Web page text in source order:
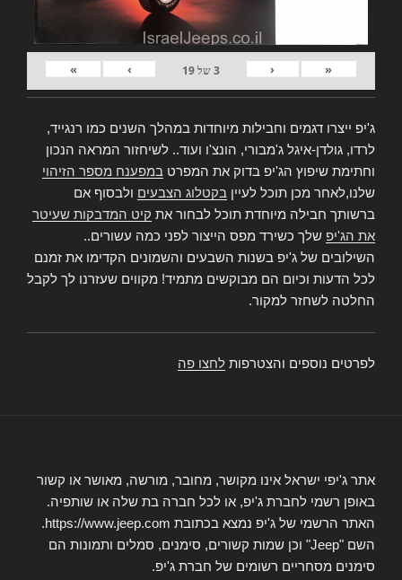
«
‹
3של19
›
»
ג'יפ ייצרו דגמים וחבילות מיוחדות במהלך השנים כמו רנגייד,
לרדו, גולדן-איגל ג'מבורי, הונצ'ו ועוד.. לשיחזור המראה הנכון
וחתימת שיפוץ הג'יפ בדוק את המפרט במפענח מספר הזיהוי
שלנו,לאחר מכן תוכל לעיין בקטלוג הצבעים ולבסוף אם
ברשותך חבילה מיוחדת תוכל לבחור את קיט המדבקות שעיטר
את הג'יפ שלך כשירד מפס הייצור לפני כמה עשורים..
השילובים של ג'יפ בשנות השבעים והשמונים הקדימו את זמנם
לכל הדעות וכיום הם מבוקשים מתמיד! מקווים שעזרנו לך לקבל
החלטה לשחזר למקור.
לפרטים נוספים והצטרפות לחצו פה
אתר ג'יפי ישראל אינו מקושר, מחובר, מורשה, מאושר או קשור
באופן רשמי לחברת ג'יפ, או לכל חברה בת שלה או שותפיה.
האתר הרשמי של ג'יפ נמצא בכתובת https://www.jeep.com.
השם "Jeep" וכן שמות קשורים, סימנים, סמלים ותמונות הם
סימנים מסחריים רשומים של חברת ג'יפ.